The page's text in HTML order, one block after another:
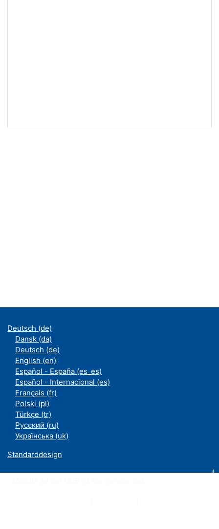
Deutsch ‎(de)‎
Dansk ‎(da)‎
Deutsch ‎(de)‎
English ‎(en)‎
Español - España ‎(es_es)‎
Español - Internacional ‎(es)‎
Français ‎(fr)‎
Polski ‎(pl)‎
Türkçe ‎(tr)‎
Русский ‎(ru)‎
Українська ‎(uk)‎
Standarddesign